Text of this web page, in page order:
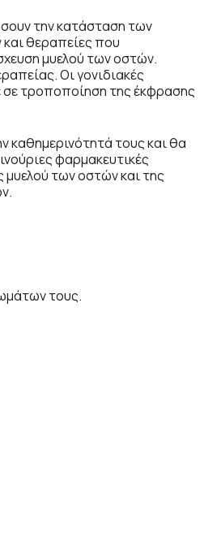
την κατάσταση των
και θεραπείες που
μυελού των οστών.
Οι γονιδιακές
σε τροποποίηση της έκφρασης
καθημερινότητά τους και θα
φαρμακευτικές
μυελού των οστών και της
τους.